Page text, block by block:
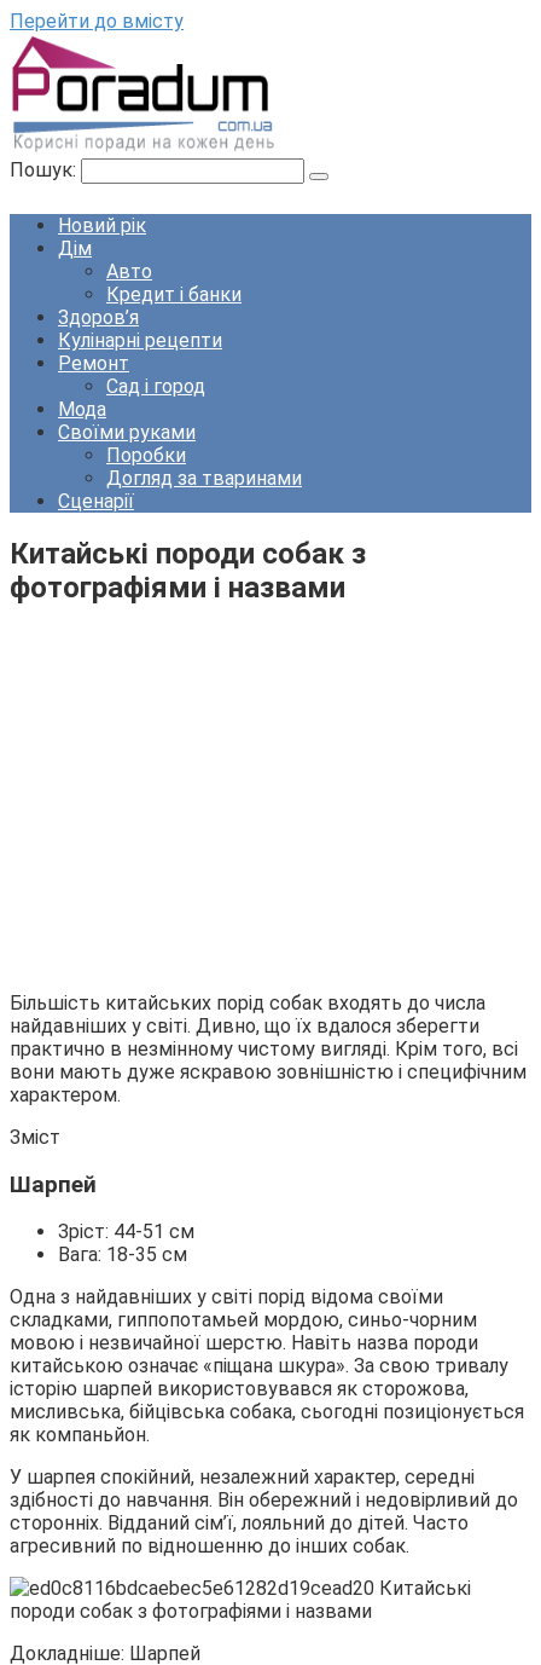
Перейти до вмісту
Пошук:
Новий рік
Дім
Авто
Кредит і банки
Здоров’я
Кулінарні рецепти
Ремонт
Сад і город
Мода
Своїми руками
Поробки
Догляд за тваринами
Сценарії
Китайські породи собак з
фотографіями і назвами
Більшість китайських порід собак входять до числа
найдавніших у світі. Дивно, що їх вдалося зберегти
практично в незмінному чистому вигляді. Крім того, всі
вони мають дуже яскравою зовнішністю і специфічним
характером.
Зміст
Шарпей
Зріст: 44-51 см
Вага: 18-35 см
Одна з найдавніших у світі порід відома своїми
складками, гиппопотамьей мордою, синьо-чорним
мовою і незвичайної шерстю. Навіть назва породи
китайською означає «піщана шкура». За свою тривалу
історію шарпей використовувався як сторожова,
мисливська, бійцівська собака, сьогодні позиціонується
як компаньйон.
У шарпея спокійний, незалежний характер, середні
здібності до навчання. Він обережний і недовірливий до
сторонніх. Відданий сім’ї, лояльний до дітей. Часто
агресивний по відношенню до інших собак.
Докладніше: Шарпей